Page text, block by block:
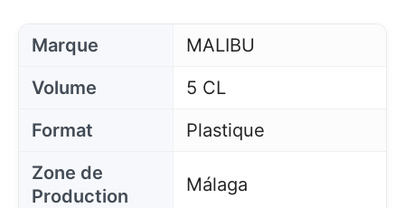
Marque
MALIBU
Volume
5 CL
Format
Plastique
Zone de
Production
Málaga